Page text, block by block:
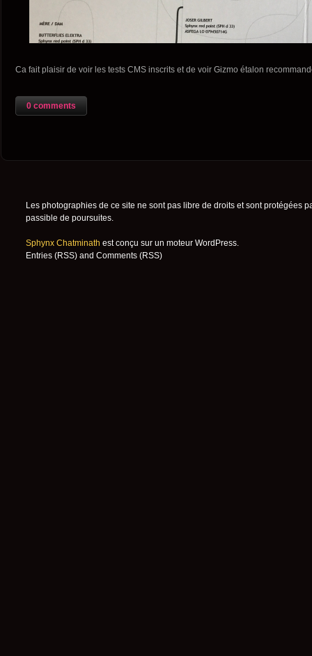
Ca fait plaisir de voir les tests CMS inscrits et de voir Gizmo étalon
0 comments
Les photographies de ce site ne sont pas libre de droits et sont protégées
passible de poursuites.
Sphynx Chatminath est conçu sur un moteur WordPress.
Entries (RSS)and Comments (RSS)